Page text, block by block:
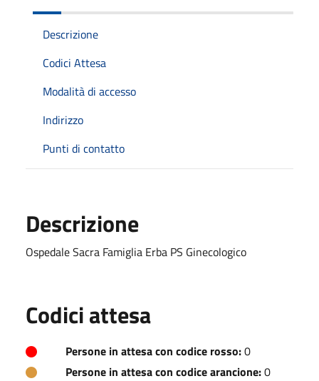
Descrizione
Codici Attesa
Modalità di accesso
Indirizzo
Punti di contatto
Descrizione
Ospedale Sacra Famiglia Erba PS Ginecologico
Codici attesa
Persone in attesa con codice rosso:0
Persone in attesa con codice arancione:0